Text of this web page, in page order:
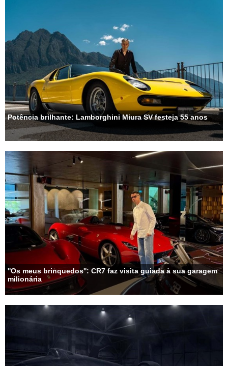
Potência brilhante: Lamborghini Miura SV festeja 55 anos
''Os meus brinquedos'': CR7 faz visita guiada à sua garagem
milionária